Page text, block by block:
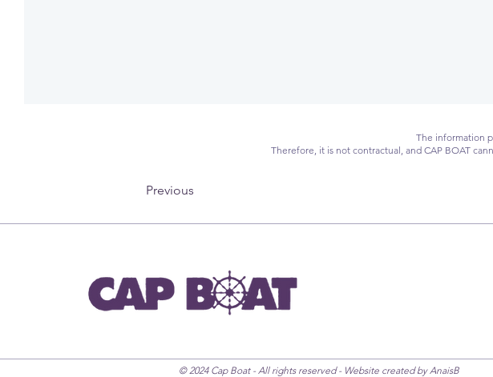
The information
Therefore, it is not contractual, and CAP BOAT
Previous
© 2024 Cap Boat - All rights reserved - Website created by AnaisB